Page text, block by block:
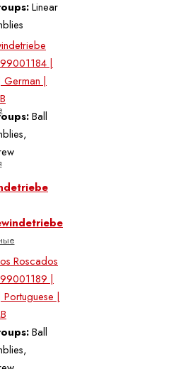
Linear
|
|
Ball
Roscados
|
|
Ball